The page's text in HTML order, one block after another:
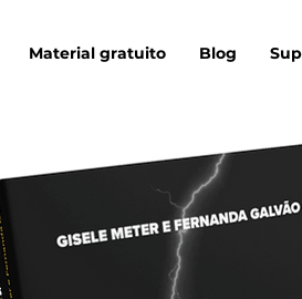
Material gratuito Blog